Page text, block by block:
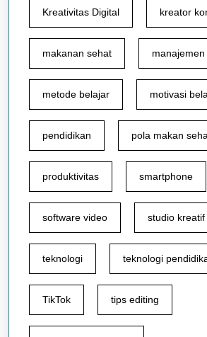
Kreativitas Digital kreator
makanan sehat manajemen
metode belajar motivasi
pendidikan pola makan
produktivitas smartphone
software video studio kreatif
teknologi teknologi
TikTok tips editing